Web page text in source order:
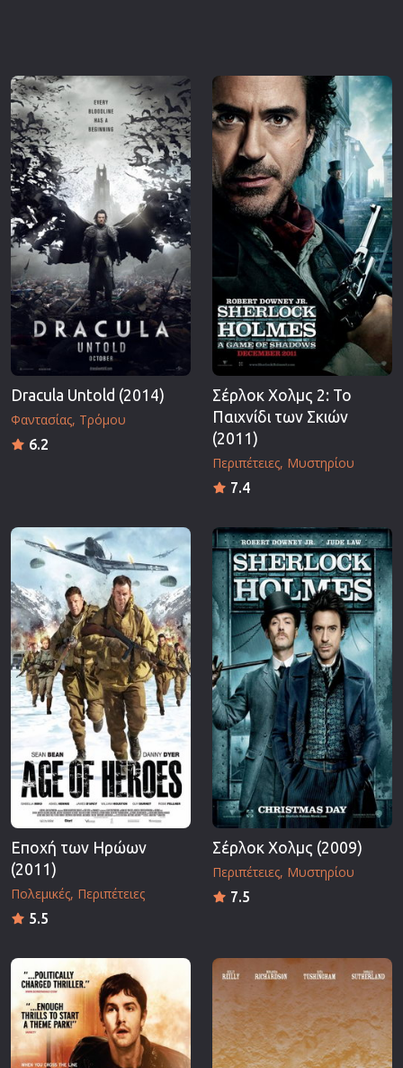
Dracula Untold (2014)
Φαντασίας Τρόμου
6.2
Σέρλοκ Χολμς 2: Το
Παιχνίδι των Σκιών
(2011)
Περιπέτειες Μυστηρίου
7.4
Εποχή των Ηρώων
(2011)
Πολεμικές Περιπέτειες
5.5
Σέρλοκ Χολμς (2009)
Περιπέτειες Μυστηρίου
7.5